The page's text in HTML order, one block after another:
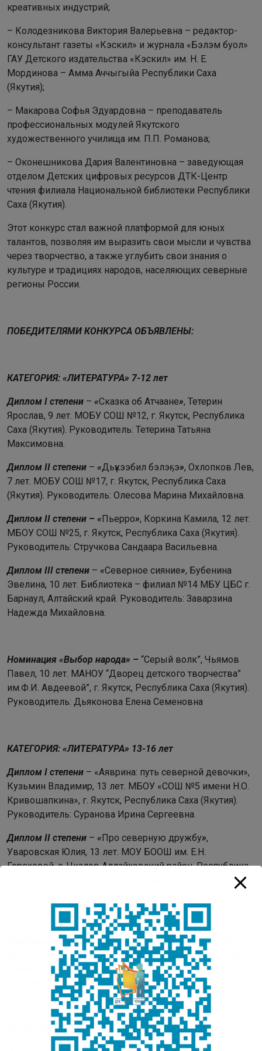
креативных индустрий;
– Колодезникова Виктория Валерьевна – редактор-
консультант газеты «Кэскил» и журнала «Бэлэм буол»
ГАУ Детского издательства «Кэскил» им. Н. Е.
Мординова – Амма Аччыгыйа Республики Саха
(Якутия);
– Макарова Софья Эдуардовна – преподаватель
профессиональных модулей Якутского
художественного училища им. П.П. Романова;
– Оконешникова Дария Валентиновна – заведующая
отделом Детских цифровых ресурсов ДТК-Центр
чтения филиала Национальной библиотеки Республики
Саха (Якутия).
Этот конкурс стал важной платформой для юных
талантов, позволяя им выразить свои мысли и чувства
через творчество, а также углубить свои знания о
культуре и традициях народов, населяющих северные
регионы России.
ПОБЕДИТЕЛЯМИ КОНКУРСА ОБЪЯВЛЕНЫ:
КАТЕГОРИЯ: «ЛИТЕРАТУРА» 7-12 лет
Диплом I степени – «Сказка об Атчаане», Тетерин
Ярослав, 9 лет. МОБУ СОШ №12, г. Якутск, Республика
Саха (Якутия). Руководитель: Тетерина Татьяна
Максимовна.
Диплом II степени – «Дьүкээбил бэлэҕэ», Охлопков Лев,
7 лет. МОБУ СОШ №17, г. Якутск, Республика Саха
(Якутия). Руководитель: Олесова Марина Михайловна.
Диплом II степени – «Пьерро», Коркина Камила, 12 лет.
МБОУ СОШ №25, г. Якутск, Республика Саха (Якутия).
Руководитель: Стручкова Сандаара Васильевна.
Диплом III степени – «Северное сияние», Бубенина
Эвелина, 10 лет. Библиотека – филиал №14 МБУ ЦБС г.
Барнаул, Алтайский край. Руководитель: Заварзина
Надежда Михайловна.
Номинация «Выбор народа» – “Серый волк”, Чьямов
Павел, 10 лет. МАНОУ “Дворец детского творчества”
им.Ф.И. Авдеевой”, г. Якутск, Республика Саха (Якутия).
Руководитель: Дьяконова Елена Семеновна
КАТЕГОРИЯ: «ЛИТЕРАТУРА» 13-16 лет
Диплом I степени – «Аяврина: путь северной девочки»,
Кузьмин Владимир, 13 лет. МБОУ «СОШ №5 имени Н.О.
Кривошапкина», г. Якутск, Республика Саха (Якутия).
Руководитель: Суранова Ирина Сергеевна
Диплом II степени – «Про северную дружбу»,
Уваровская Юлия, 13 лет. МОУ БООШ им. Е.Н.
Гороховой, с. Чкалов Аллайховский район, Республика
Номинация «Выбор народа» –«Аяврина: путь северной
девочки», Владимир Кузьмин, 13 лет.
МБОУ «СОШ №5
имени Н.О. Кривошапкина», г. Якутск,Республика Саха
(Якутия). Руководитель:Суранова Ирина Сергеевна
КАТЕГОРИЯ: «ИЛЛЮСТРАЦИИ» 7-12 лет